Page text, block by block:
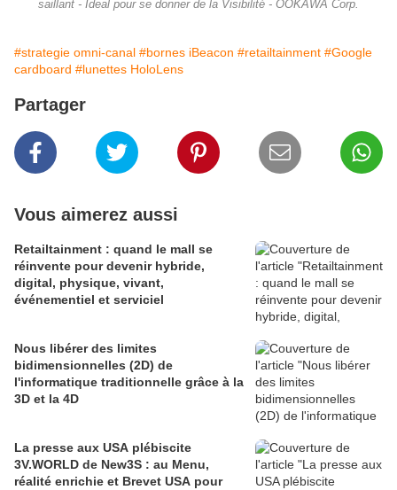
saillant - Ideal pour se donner de la Visibilité - OOKAWA Corp.
#strategie omni-canal #bornes iBeacon #retailtainment #Google
cardboard #lunettes HoloLens
Partager
Vous aimerez aussi
Retailtainment : quand le mall se
réinvente pour devenir hybride,
digital, physique, vivant,
événementiel et serviciel
Nous libérer des limites
bidimensionnelles (2D) de
l'informatique traditionnelle grâce à la
3D et la 4D
La presse aux USA plébiscite
3V.WORLD de New3S : au Menu,
réalité enrichie et Brevet USA pour